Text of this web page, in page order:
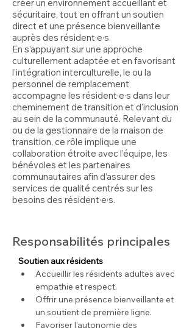
créer un environnement accueillant et
sécuritaire, tout en offrant un soutien
direct et une présence bienveillante
auprès des résident·e·s.
En s’appuyant sur une approche
culturellement adaptée et en favorisant
l’intégration interculturelle, le ou la
personnel de remplacement
accompagne les résident·e·s dans leur
cheminement de transition et d’inclusion
au sein de la communauté. Relevant du
ou de la gestionnaire de la maison de
transition, ce rôle implique une
collaboration étroite avec l’équipe, les
bénévoles et les partenaires
communautaires afin d’assurer des
services de qualité centrés sur les
besoins des résident·e·s.
Responsabilités principales
Soutien aux résidents
Accueillir les résidents adultes avec
empathie et respect.
Offrir une présence bienveillante et
un soutient de première ligne.
Favoriser l’autonomie des